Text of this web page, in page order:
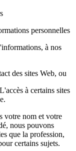
personnelles
à nos
des sites Web, ou
à certains sites
votre nom et votre
nous pouvons
que la profession,
certains sujets.